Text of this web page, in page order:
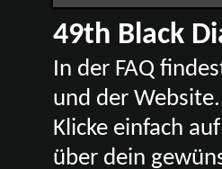
49th Black
In der FAQ
und der Website.
Klicke einfach
über dein